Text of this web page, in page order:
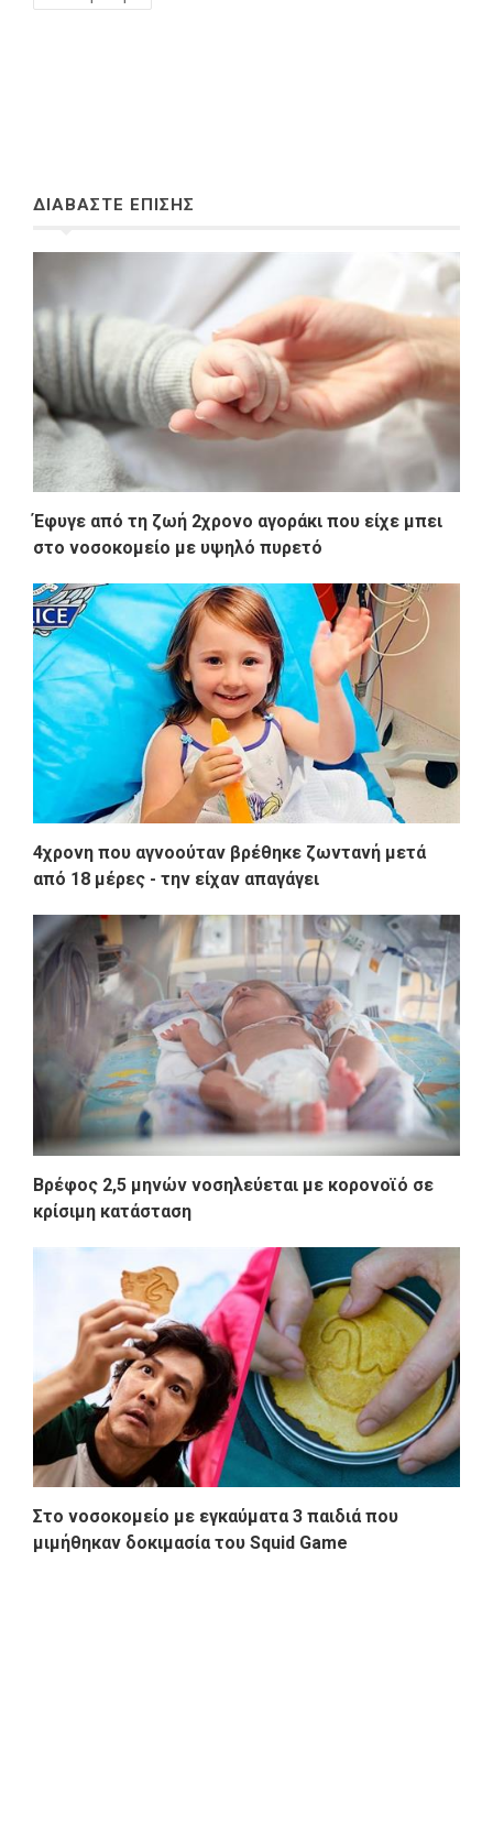
ΔΙΑΒΑΣΤΕ ΕΠΙΣΗΣ
Έφυγε από τη ζωή 2χρονο αγοράκι που είχε μπει
στο νοσοκομείο με υψηλό πυρετό
4χρονη που αγνοούταν βρέθηκε ζωντανή μετά
από 18 μέρες - την είχαν απαγάγει
Bρέφος 2,5 μηνών νοσηλεύεται με κορονοϊό σε
κρίσιμη κατάσταση
Στο νοσοκομείο με εγκαύματα 3 παιδιά που
μιμήθηκαν δοκιμασία του Squid Game